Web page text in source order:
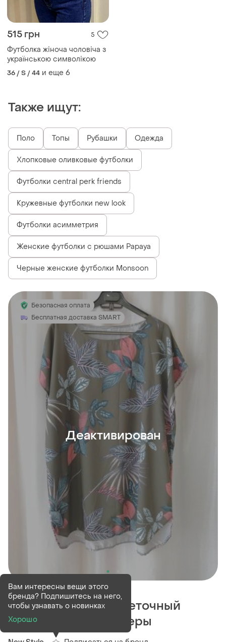
515 грн 5
Футболка жіноча чоловіча з
українською символікою
36 / S / 44 и еще 6
Также ищут:
Поло Топы Рубашки Одежда
Хлопковые оливковые футболки
Футболки central perk friends
Кружевные футболки new look
Футболки асимметрия
Женские футболки с рюшами Papaya
Черные женские футболки Monsoon
Безопасная оплата
Бесплатная доставка SMART
Деактивирован
Деактивирован1 шт
Футболка туника цветочный
принт разные размеры
Вам интересны вещи этого
бренда? Подпишитесь на него,
чтобы узнавать о новинках
Хорошо